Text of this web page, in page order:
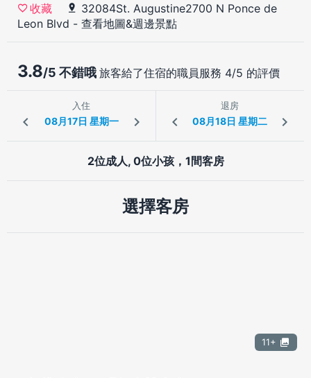
收藏
32084St. Augustine2700 N Ponce de
Leon Blvd - 查看地圖&週邊景點
3.8/5 不錯哦 旅客給了住宿的職員服務 4/5 的評價
入住 退房
2位成人, 0位小孩，1間客房
選擇客房
11+